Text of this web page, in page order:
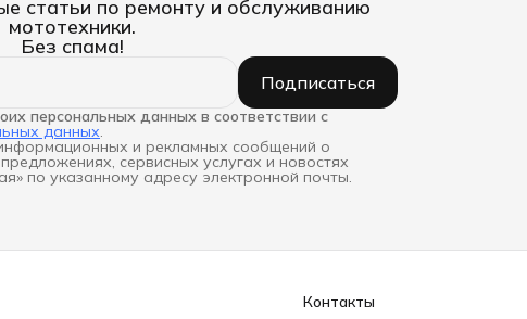
статьи по ремонту и обслуживанию
мототехники.
Без спама!
Подписаться
персональных данных в соответствии с
данных.
и рекламных сообщений о
сервисных услугах и новостях
по указанному адресу электронной почты.
Контакты